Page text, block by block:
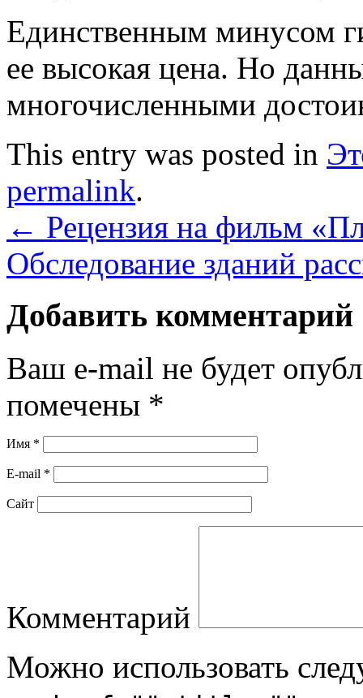
Единственным минусом
ее высокая цена. Но
многочисленными
This entry was posted in
permalink.
← Рецензия на фильм
Обследование зданий
Добавить комментарий
Ваш e-mail не будет
помечены *
Имя *
E-mail *
Сайт
Комментарий
Можно использовать